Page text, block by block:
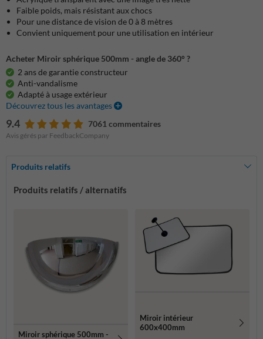
Faible poids, mais résistant aux chocs
Pour une distance de vision de 0 à 8 mètres
Convient uniquement pour une utilisation en intérieur
Acheter Miroir sphérique 500mm - angle de 360° ?
2 ans de garantie constructeur
Anti-vandalisme
Adapté à usage extérieur
Découvrez tous les avantages
9.4 7061 commentaires
Avis gérés par FeedbackCompany
Produits relatifs
Produits relatifs / alternatifs
Miroir sphérique 500mm -
Miroir intérieur
600x400mm